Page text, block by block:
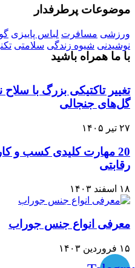
موضوعات پرطرفدار
ورزشی مسافرت لباس پاییزی
نوشیدنی شیوه زندگی سلامتی
با ما همراه باشید
تغییر تاکتیکی بزرگ با
گل‌های جنجالی
۲۷ تیر ۱۴۰۵
20 مهارت کلیدی کسب و
رقابتی
۱۸ اسفند ۱۴۰۳
معرفی انواع جنس جوراب
۱۵ فروردین ۱۴۰۳